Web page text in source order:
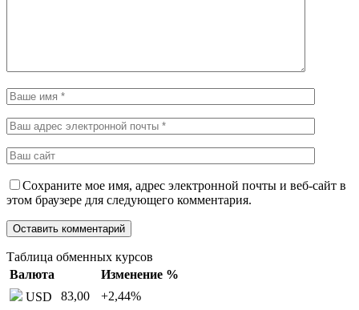
Сохраните мое имя, адрес электронной почты и веб-сайт в
этом браузере для следующего комментария.
Таблица обменных курсов
Валюта
Изменение %
USD
83,00 +2,44%